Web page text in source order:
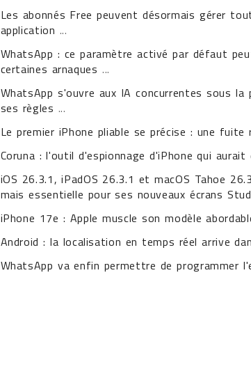
Les abonnés Free peuvent désormais gérer
application ...
WhatsApp : ce paramètre activé par défaut
certaines arnaques ...
WhatsApp s'ouvre aux IA concurrentes sous
ses règles ...
Le premier iPhone pliable se précise : une
Coruna : l'outil d'espionnage d'iPhone qui
iOS 26.3.1, iPadOS 26.3.1 et macOS Tahoe
mais essentielle pour ses nouveaux écrans
iPhone 17e : Apple muscle son modèle
Android : la localisation en temps réel arrive
WhatsApp va enfin permettre de programmer